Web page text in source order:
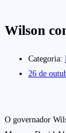
Wilson
Categoria:
26 de
O governador